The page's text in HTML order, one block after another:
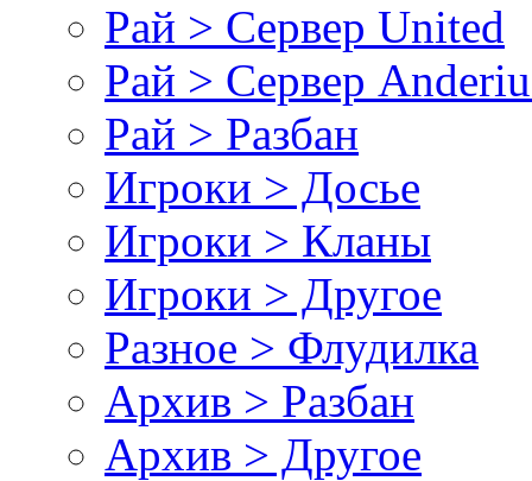
Рай > Сервер United
Рай > Сервер
Рай > Разбан
Игроки > Досье
Игроки > Кланы
Игроки > Другое
Разное > Флудилка
Архив > Разбан
Архив > Другое